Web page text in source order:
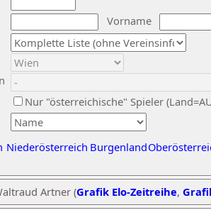
Vorname
Nur "österreichische" Spieler
Niederösterreich Burgenland
Artner (Grafik Elo-Zeitreihe,